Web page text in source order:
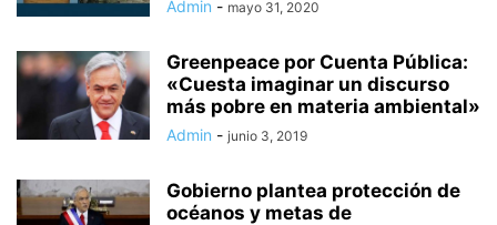
Admin - mayo 31, 2020
Greenpeace por Cuenta Pública:
«Cuesta imaginar un discurso
más pobre en materia ambiental»
Admin - junio 3, 2019
Gobierno plantea protección de
océanos y metas de